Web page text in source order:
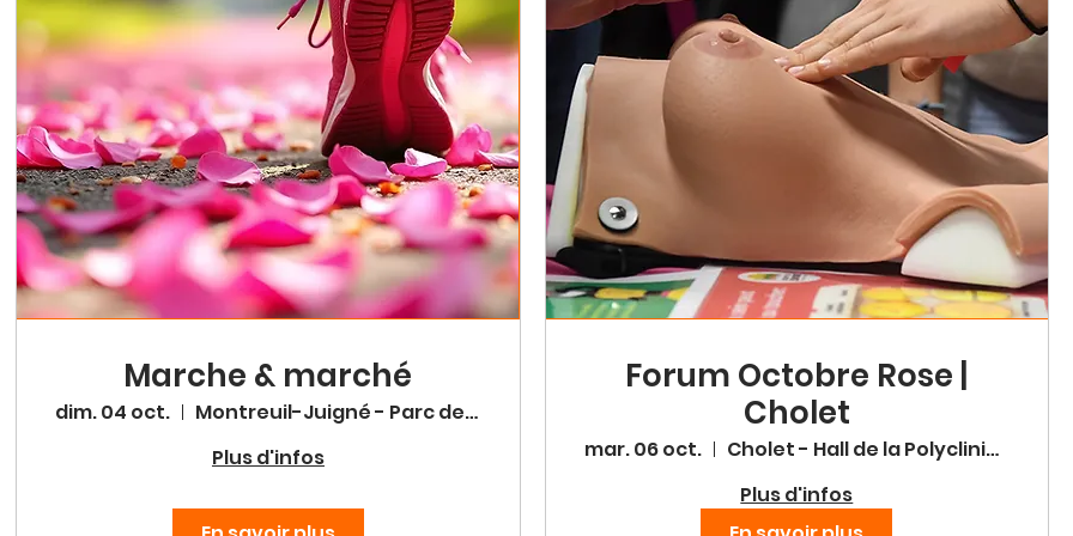
Marche & marché
dim. 04 oct.
Montreuil-Juigné - Parc de la Guyonnière
Plus d'infos
Forum Octobre Rose |
Cholet
mar. 06 oct.
Cholet - Hall de la Polyclinique
Plus d'infos